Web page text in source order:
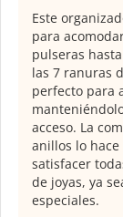
Este
para
pulseras
las 7 ranuras
perfecto para
acceso. La
anillos lo
satisfacer
de joyas, ya
especiales.